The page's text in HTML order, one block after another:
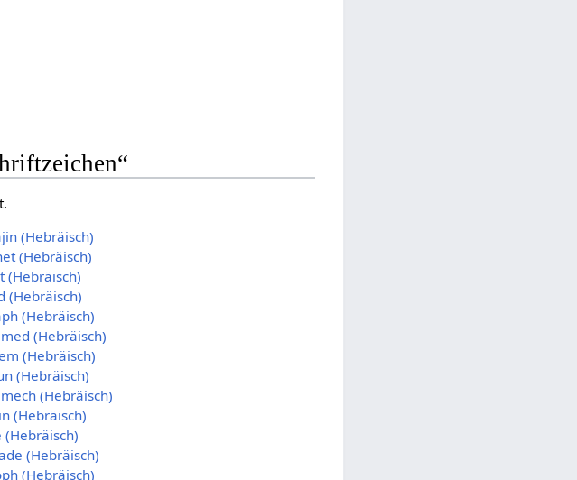
(Hebräisch)
(Hebräisch)
(Hebräisch)
(Hebräisch)
(Hebräisch)
(Hebräisch)
(Hebräisch)
(Hebräisch)
(Hebräisch)
(Hebräisch)
(Hebräisch)
(Hebräisch)
(Hebräisch)